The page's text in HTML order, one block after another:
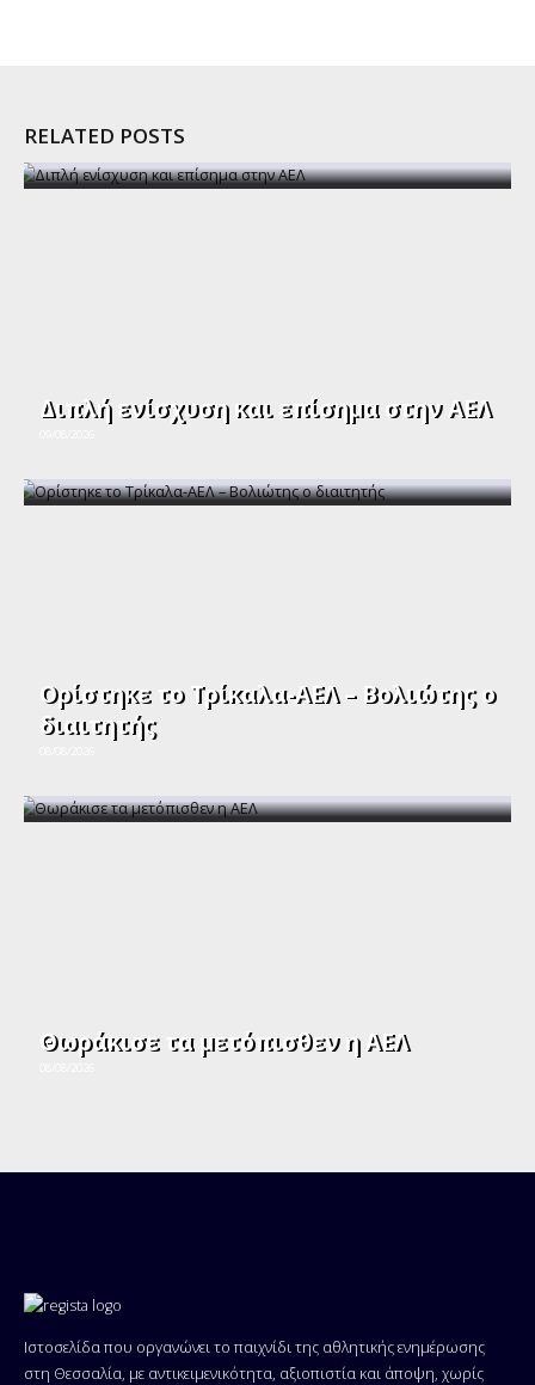
RELATED POSTS
Διπλή ενίσχυση και επίσημα στην ΑΕΛ
Ορίστηκε το Τρίκαλα-ΑΕΛ – Βολιώτης ο
διαιτητής
Θωράκισε τα μετόπισθεν η ΑΕΛ
Ιστοσελίδα που οργανώνει το παιχνίδι της αθλητικής ενημέρωσης
στη Θεσσαλία, με αντικειμενικότητα, αξιοπιστία και άποψη, χωρίς